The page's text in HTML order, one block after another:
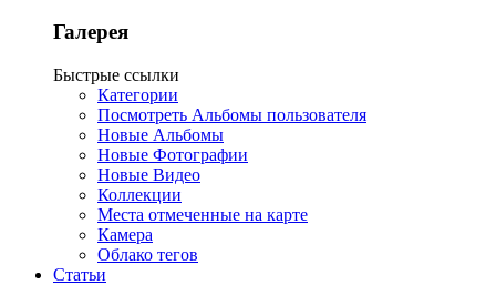
Галерея
Быстрые ссылки
Категории
Посмотреть Альбомы пользователя
Новые Альбомы
Новые Фотографии
Новые Видео
Коллекции
Места отмеченные на карте
Камера
Облако тегов
Статьи